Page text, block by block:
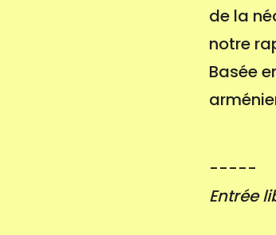
de la
notre
Basée
-----
Entrée